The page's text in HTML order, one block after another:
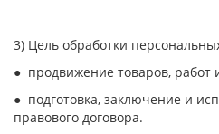
3) Цель обработки
● продвижение товаров, работ
● подготовка, заключение и
правового договора.